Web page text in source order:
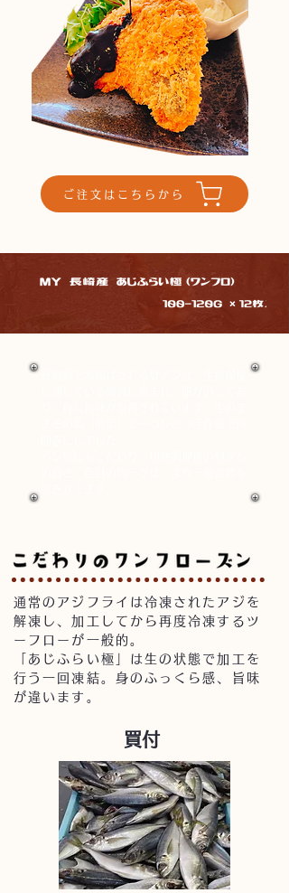
ご注文はこちらから
通常のアジフライは冷凍されたアジを
解凍し、加工してから再度冷凍するツ
ーフローが一般的。
「あじふらい極」は生の状態で加工を
行う一回凍結。身のふっくら感、旨味
が違います。
​買付